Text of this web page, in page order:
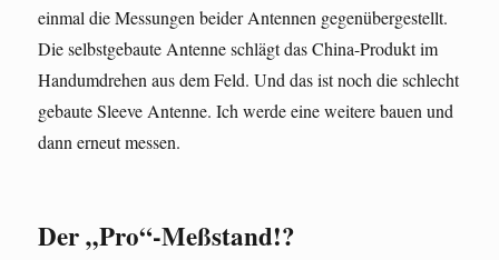
einmal die Messungen beider Antennen gegenübergestellt.
Die selbstgebaute Antenne schlägt das China-Produkt im
Handumdrehen aus dem Feld. Und das ist noch die schlecht
gebaute Sleeve Antenne. Ich werde eine weitere bauen und
dann erneut messen.
Der „Pro“-Meßstand!?